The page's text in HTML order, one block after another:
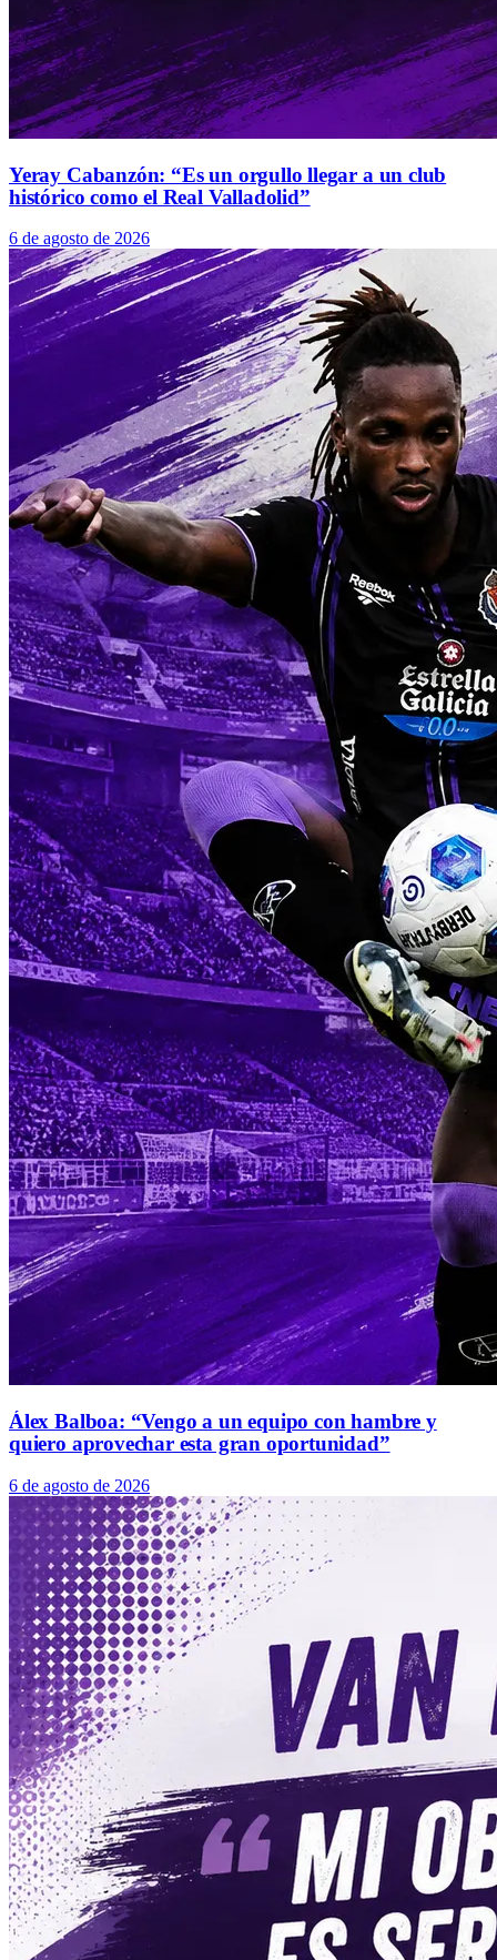
Yeray Cabanzón: “Es un orgullo llegar a un club
histórico como el Real Valladolid”
6 de agosto de 2026
Álex Balboa: “Vengo a un equipo con hambre y
quiero aprovechar esta gran oportunidad”
6 de agosto de 2026